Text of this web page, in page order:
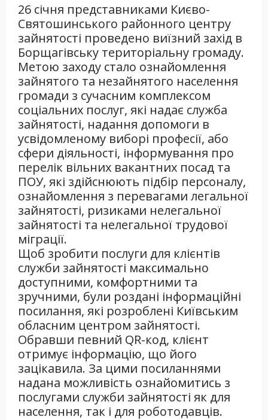
26 січня представниками Києво-
Святошинського районного центру
зайнятості проведено виїзний захід в
Борщагівську територіальну громаду.
Метою заходу стало ознайомлення
зайнятого та незайнятого населення
громади з сучасним комплексом
соціальних послуг, які надає служба
зайнятості, надання допомоги в
усвідомленому виборі професії, або
сфери діяльності, інформування про
перелік вільних вакантних посад та
ПОУ, які здійснюють підбір персоналу,
ознайомлення з перевагами легальної
зайнятості, ризиками нелегальної
зайнятості та нелегальної трудової
міграції.
Щоб зробити послуги для клієнтів
служби зайнятості максимально
доступними, комфортними та
зручними, були роздані інформаційні
посилання, які розроблені Київським
обласним центром зайнятості.
Обравши певний QR-код, клієнт
отримує інформацію, що його
зацікавила. За цими посиланнями
надана можливість ознайомитись з
послугами служби зайнятості як для
населення, так і для роботодавців.